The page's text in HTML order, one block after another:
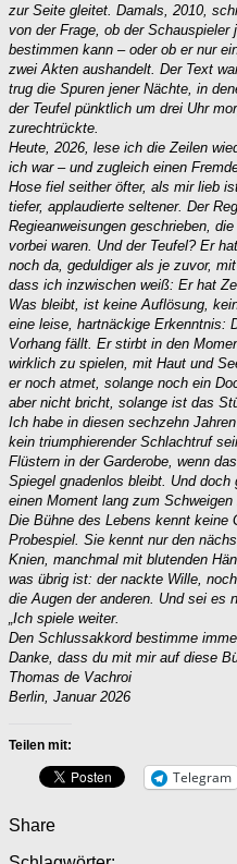
zur Seite gleitet. Damals, 2010,
von der Frage, ob der
bestimmen kann – oder ob er nur
zwei Akten aushandelt. Der Text
trug die Spuren jener Nächte, in
der Teufel pünktlich um drei Uhr
zurechtrückte.
Heute, 2026, lese ich die Zeilen
ich war – und zugleich einen
Hose fiel seither öfter, als mir lieb
tiefer, applaudierte seltener. Der
Regieanweisungen geschrieben,
vorbei waren. Und der Teufel? Er
noch da, geduldiger als je zuvor,
dass ich inzwischen weiß: Er hat
Was bleibt, ist keine Auflösung,
eine leise, hartnäckige Erkenntnis:
Vorhang fällt. Er stirbt in den
wirklich zu spielen, mit Haut und
er noch atmet, solange noch ein
aber nicht bricht, solange ist das
Ich habe in diesen sechzehn
kein triumphierender Schlachtruf
Flüstern in der Garderobe, wenn
Spiegel gnadenlos bleibt. Und
einen Moment lang zum Schweigen
Die Bühne des Lebens kennt keine
Probespiel. Sie kennt nur den
Knien, manchmal mit blutenden
was übrig ist: der nackte Wille,
die Augen der anderen. Und sei es
„Ich spiele weiter.
Den Schlussakkord bestimme
Danke, dass du mit mir auf diese
Thomas de Vachroi
Berlin, Januar 2026
Teilen mit:
Telegram
Share